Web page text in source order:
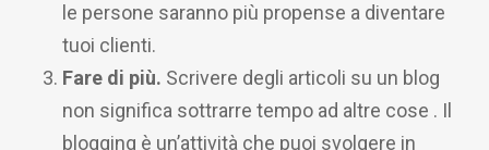
le persone saranno più propense a diventare
tuoi clienti.
Fare di più. Scrivere degli articoli su un blog
non significa sottrarre tempo ad altre cose . Il
blogging è un’attività che puoi svolgere in